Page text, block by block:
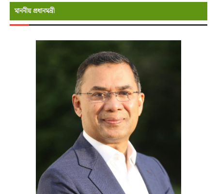
মাননীয় প্রধানমন্রী